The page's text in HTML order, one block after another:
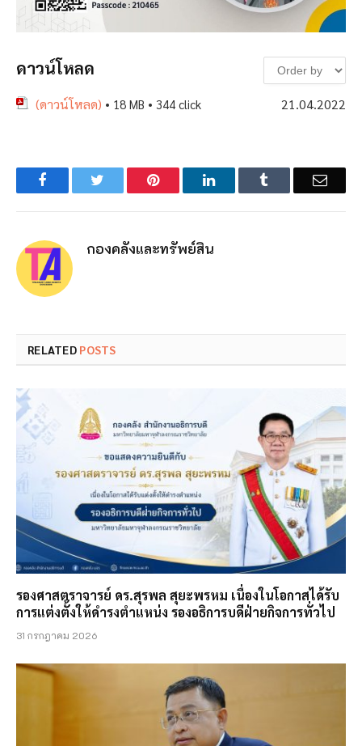
ดาวน์โหลด
(ดาวน์โหลด) • 18 MB • 344 click 21.04.2022
Facebook Pinterest LinkedIn Email
กองคลังและทรัพย์สิน
RELATED POSTS
รองศาสตราจารย์ ดร.สุรพล สุยะพรหม เนื่องในโอกาสได้รับ
การแต่งตั้งให้ดำรงตำแหน่ง รองอธิการบดีฝ่ายกิจการทั่วไป
31 กรกฎาคม 2026